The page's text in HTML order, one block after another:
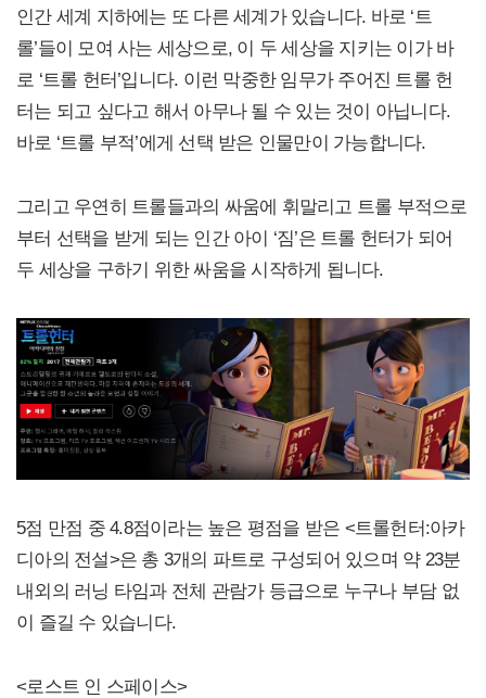
인간 세계 지하에는 또 다른 세계가 있습니다. 바로 ‘트
롤’들이 모여 사는 세상으로, 이 두 세상을 지키는 이가 바
로 ‘트롤 헌터’입니다. 이런 막중한 임무가 주어진 트롤 헌
터는 되고 싶다고 해서 아무나 될 수 있는 것이 아닙니다.
바로 ‘트롤 부적’에게 선택 받은 인물만이 가능합니다.
그리고 우연히 트롤들과의 싸움에 휘말리고 트롤 부적으로
부터 선택을 받게 되는 인간 아이 ‘짐’은 트롤 헌터가 되어
두 세상을 구하기 위한 싸움을 시작하게 됩니다.
5점 만점 중 4.8점이라는 높은 평점을 받은 <트롤헌터:아카
디아의 전설>은 총 3개의 파트로 구성되어 있으며 약 23분
내외의 러닝 타임과 전체 관람가 등급으로 누구나 부담 없
이 즐길 수 있습니다.
<로스트 인 스페이스>